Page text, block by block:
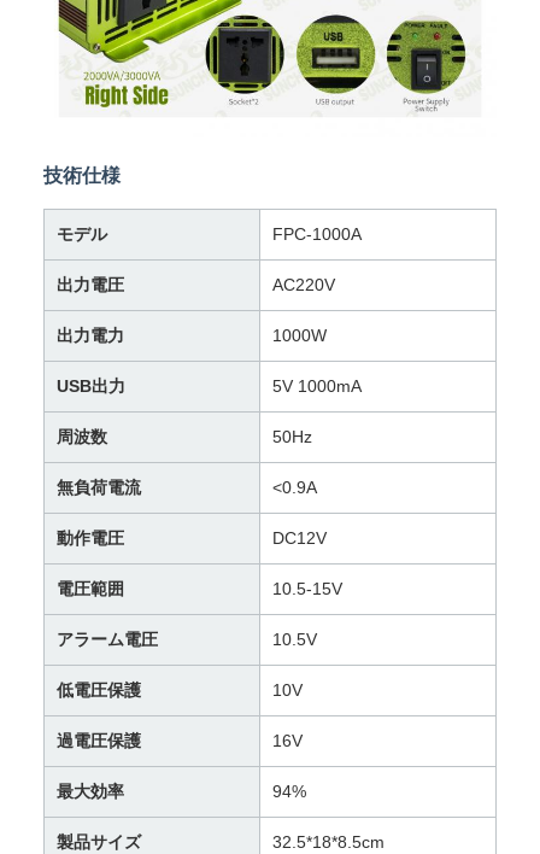
技術仕様
モデル FPC-1000A
出力電圧 AC220V
出力電力 1000W
USB出力 5V 1000mA
周波数 50Hz
無負荷電流 <0.9A
動作電圧 DC12V
電圧範囲 10.5-15V
アラーム電圧 10.5V
低電圧保護 10V
過電圧保護 16V
最大効率 94%
製品サイズ 32.5*18*8.5cm